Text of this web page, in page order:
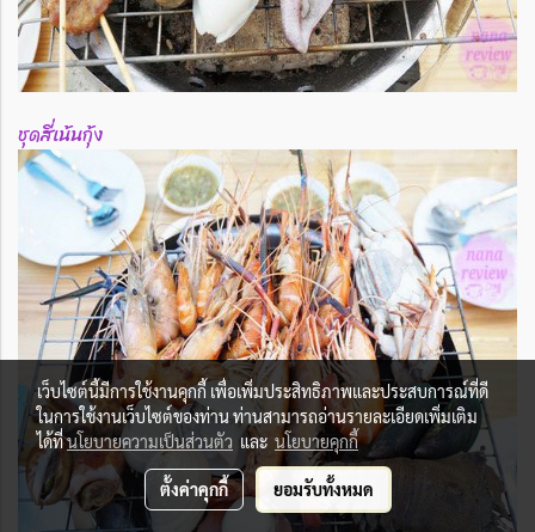
ชุดสี่เน้นกุ้ง
เว็บไซต์นี้มีการใช้งานคุกกี้ เพื่อเพิ่มประสิทธิภาพและประสบการณ์ที่ดี
ในการใช้งานเว็บไซต์ของท่าน ท่านสามารถอ่านรายละเอียดเพิ่มเติม
ได้ที่นโยบายความเป็นส่วนตัว และ นโยบายคุกกี้
ตั้งค่าคุกกี้ ยอมรับทั้งหมด